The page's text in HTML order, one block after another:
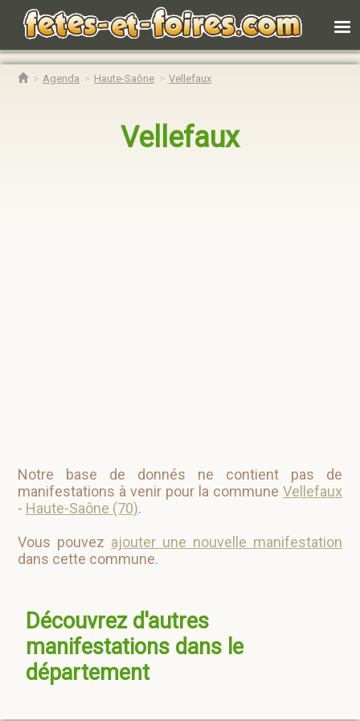
Agenda Haute-Saône Vellefaux
Vellefaux
Notre base de donnés ne contient pas de
manifestations à venir pour la commune Vellefaux
- Haute-Saône (70).
Vous pouvez ajouter une nouvelle manifestation
dans cette commune.
Découvrez d'autres
manifestations dans le
département